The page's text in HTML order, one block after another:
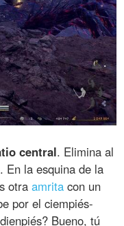
central. Elimina al
En la esquina de la
otraamrita con un
por el ciempiés-
Bueno, tú